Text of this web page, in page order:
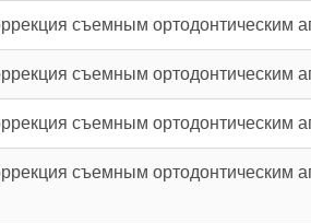
съемным ортодонтическим
съемным ортодонтическим
съемным ортодонтическим
съемным